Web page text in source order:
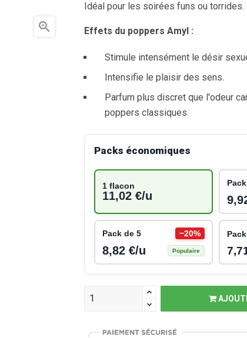

Idéal pour les soirées funs ou torrides.
Effets du poppers Amyl :
Stimule intensément le désir
Intensifie le plaisir des sens.
Parfum plus discret que l'odeur
poppers classiques.
Packs économiques
1 flacon
11,02 €/u
Pack de 5 −20%
8,82 €/u Populaire